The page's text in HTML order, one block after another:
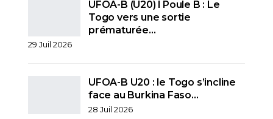
UFOA-B (U20) l Poule B : Le
Togo vers une sortie
prématurée…
29 Juil 2026
UFOA-B U20 : le Togo s’incline
face au Burkina Faso…
28 Juil 2026